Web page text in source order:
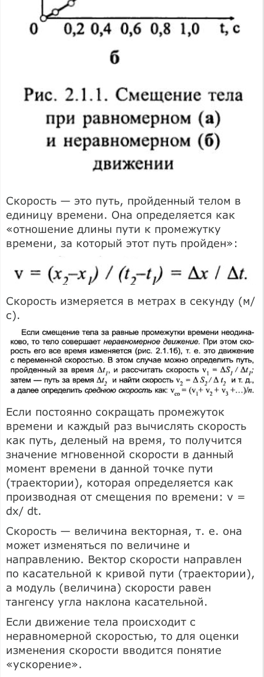
Скорость — это путь, пройденный телом в
единицу времени. Она определяется как
«отношение длины пути к промежутку
времени, за который этот путь пройден»:
Скорость измеряется в метрах в секунду (м/
с).
Если постоянно сокращать промежуток
времени и каждый раз вычислять скорость
как путь, деленый на время, то получится
значение мгновенной скорости в данный
момент времени в данной точке пути
(траектории), которая определяется как
производная от смещения по времени: v =
dx/ dt.
Скорость — величина векторная, т. е. она
может изменяться по величине и
направлению. Вектор скорости направлен
по касательной к кривой пути (траектории),
а модуль (величина) скорости равен
тангенсу угла наклона касательной.
Если движение тела происходит с
неравномерной скоростью, то для оценки
изменения скорости вводится понятие
«ускорение».